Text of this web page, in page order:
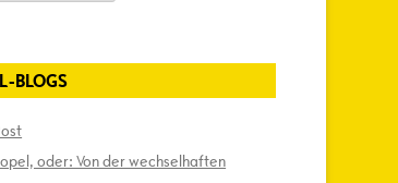
BLOGS
oder: Von der wechselhaften